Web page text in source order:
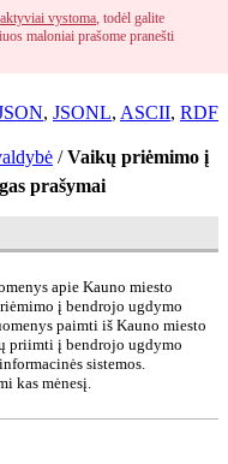
aktyviai vystoma, todėl galite
maloniai prašome pranešti
, JSONL, ASCII, RDF
/Vaikų priėmimo į
prašymai
apie Kauno miesto
į bendrojo ugdymo
paimti iš Kauno miesto
priimti į bendrojo ugdymo
sistemos.
kas mėnesį.